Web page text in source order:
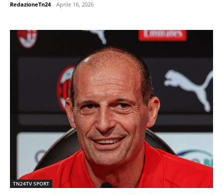
RedazioneTn24 - Aprile 16, 2026
TN24TV SPORT